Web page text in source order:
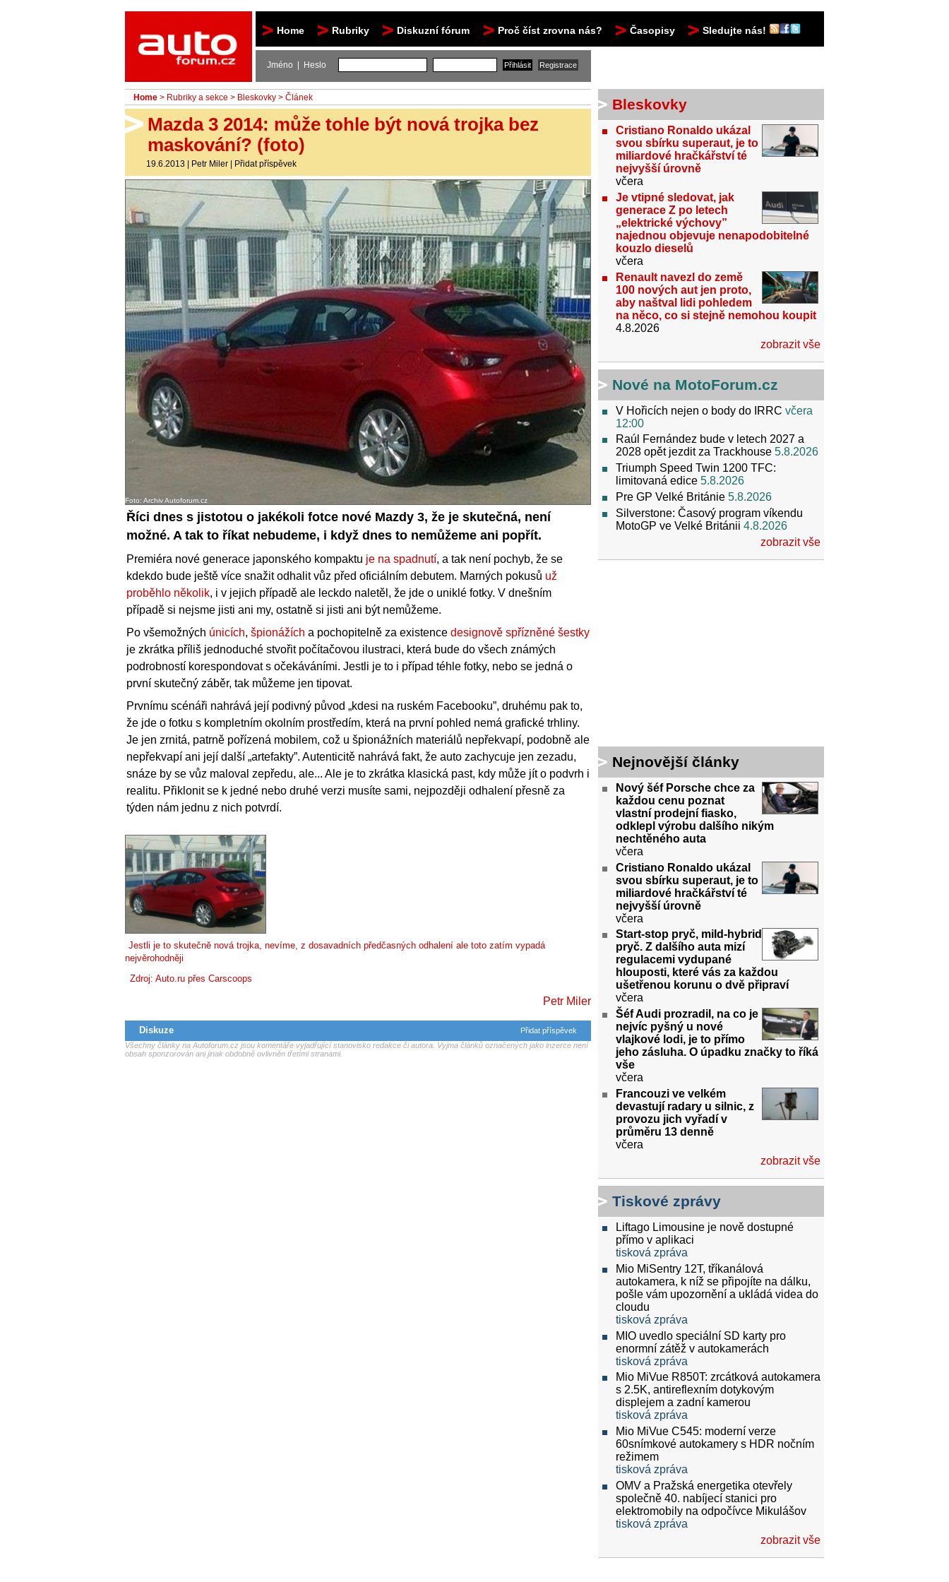
Home Rubriky Diskuzní fórum Proč číst zrovna nás? Časopisy Sledujte nás!
Jméno | Heslo
Home > Rubriky a sekce > Bleskovky > Článek
Mazda 3 2014: může tohle být nová trojka bez
maskování? (foto)
19.6.2013 | Petr Miler | Přidat příspěvek
Foto: Archiv Autoforum.cz
Říci dnes s jistotou o jakékoli fotce nové Mazdy 3, že je skutečná, není
možné. A tak to říkat nebudeme, i když dnes to nemůžeme ani popřít.
Premiéra nové generace japonského kompaktu je na spadnutí, a tak není pochyb, že se
kdekdo bude ještě více snažit odhalit vůz před oficiálním debutem. Marných pokusů už
proběhlo několik, i v jejich případě ale leckdo naletěl, že jde o uniklé fotky. V dnešním
případě si nejsme jisti ani my, ostatně si jisti ani být nemůžeme.
Po všemožných únicích, špionážích a pochopitelně za existence designově spřízněné šestky
je zkrátka příliš jednoduché stvořit počítačovou ilustraci, která bude do všech známých
podrobností korespondovat s očekáváními. Jestli je to i případ téhle fotky, nebo se jedná o
první skutečný záběr, tak můžeme jen tipovat.
Prvnímu scénáři nahrává její podivný původ „kdesi na ruském Facebooku”, druhému pak to,
že jde o fotku s kompletním okolním prostředím, která na první pohled nemá grafické trhliny.
Je jen zrnitá, patrně pořízená mobilem, což u špionážních materiálů nepřekvapí, podobně ale
nepřekvapí ani její další „artefakty”. Autenticitě nahrává fakt, že auto zachycuje jen zezadu,
snáze by se vůz maloval zepředu, ale... Ale je to zkrátka klasická past, kdy může jít o podvrh i
realitu. Přiklonit se k jedné nebo druhé verzi musíte sami, nejpozději odhalení přesně za
týden nám jednu z nich potvrdí.
Jestli je to skutečně nová trojka, nevíme, z dosavadních předčasných odhalení ale toto zatím vypadá
nejvěrohodněji
Zdroj: Auto.ru přes Carscoops
Petr Miler
Diskuze
Přidat příspěvek
Všechny články na Autoforum.cz jsou komentáře vyjadřující stanovisko redakce či autora. Vyjma článků označených jako inzerce není
obsah sponzorován ani jinak obdobně ovlivněn třetími stranami.
Bleskovky
Cristiano Ronaldo ukázal
svou sbírku superaut, je to
miliardové hračkářství té
nejvyšší úrovně
včera
Je vtipné sledovat, jak
generace Z po letech
„elektrické výchovy”
najednou objevuje nenapodobitelné
kouzlo dieselů
včera
Renault navezl do země
100 nových aut jen proto,
aby naštval lidi pohledem
na něco, co si stejně nemohou koupit
4.8.2026
zobrazit vše
Nové na MotoForum.cz
V Hořicích nejen o body do IRRC včera
12:00
Raúl Fernández bude v letech 2027 a
2028 opět jezdit za Trackhouse 5.8.2026
Triumph Speed Twin 1200 TFC:
limitovaná edice 5.8.2026
Pre GP Velké Británie 5.8.2026
Silverstone: Časový program víkendu
MotoGP ve Velké Británii 4.8.2026
zobrazit vše
Nejnovější články
Nový šéf Porsche chce za
každou cenu poznat
vlastní prodejní fiasko,
odklepl výrobu dalšího nikým
nechtěného auta
včera
Cristiano Ronaldo ukázal
svou sbírku superaut, je to
miliardové hračkářství té
nejvyšší úrovně
včera
Start-stop pryč, mild-hybrid
pryč. Z dalšího auta mizí
regulacemi vydupané
hlouposti, které vás za každou
ušetřenou korunu o dvě připraví
včera
Šéf Audi prozradil, na co je
nejvíc pyšný u nové
vlajkové lodi, je to přímo
jeho zásluha. O úpadku značky to říká
vše
včera
Francouzi ve velkém
devastují radary u silnic, z
provozu jich vyřadí v
průměru 13 denně
včera
zobrazit vše
Tiskové zprávy
Liftago Limousine je nově dostupné
přímo v aplikaci
tisková zpráva
Mio MiSentry 12T, tříkanálová
autokamera, k níž se připojíte na dálku,
pošle vám upozornění a ukládá videa do
cloudu
tisková zpráva
MIO uvedlo speciální SD karty pro
enormní zátěž v autokamerách
tisková zpráva
Mio MiVue R850T: zrcátková autokamera
s 2.5K, antireflexním dotykovým
displejem a zadní kamerou
tisková zpráva
Mio MiVue C545: moderní verze
60snímkové autokamery s HDR nočním
režimem
tisková zpráva
OMV a Pražská energetika otevřely
společně 40. nabíjecí stanici pro
elektromobily na odpočívce Mikulášov
tisková zpráva
zobrazit vše